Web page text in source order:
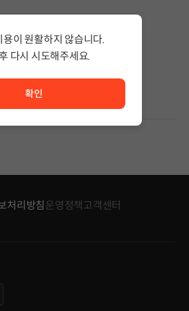
줄이거나 필터조건을 변경하세요.
처리방침 운영정책고객센터
용이 원활하지 않습니다.
다시 시도해주세요.
확인